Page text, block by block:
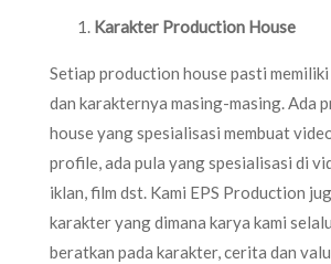
Karakter Production House
Setiap production house pasti
dan karakternya masing-masing. Ada
house yang spesialisasi membuat
profile, ada pula yang spesialisasi di
iklan, film dst. Kami EPS Production
karakter yang dimana karya kami
beratkan pada karakter, cerita dan